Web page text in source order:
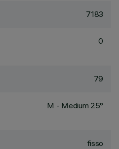
7183
0
79
M - Medium 25°
fisso